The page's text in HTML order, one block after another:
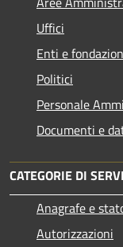
Uffici
Enti e
Politici
Personale
Documenti e
CATEGORIE DI
Anagrafe e
Autorizzazioni